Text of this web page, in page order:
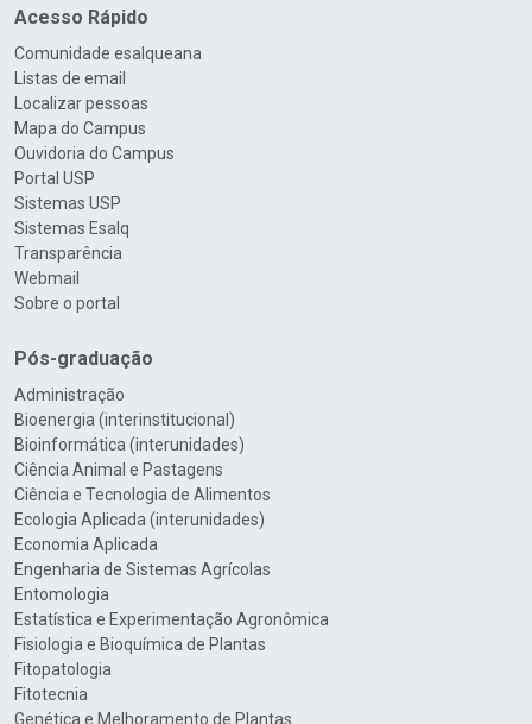
Acesso Rápido
Comunidade esalqueana
Listas de email
Localizar pessoas
Mapa do Campus
Ouvidoria do Campus
Portal USP
Sistemas USP
Sistemas Esalq
Transparência
Webmail
Sobre o portal
Pós-graduação
Administração
Bioenergia (interinstitucional)
Bioinformática (interunidades)
Ciência Animal e Pastagens
Ciência e Tecnologia de Alimentos
Ecologia Aplicada (interunidades)
Economia Aplicada
Engenharia de Sistemas Agrícolas
Entomologia
Estatística e Experimentação Agronômica
Fisiologia e Bioquímica de Plantas
Fitopatologia
Fitotecnia
Genética e Melhoramento de Plantas